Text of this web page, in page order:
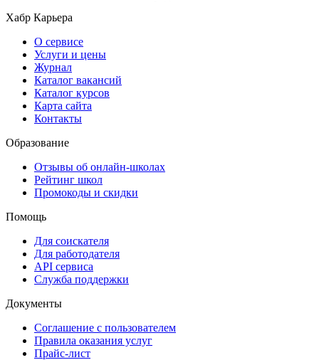
Хабр Карьера
О сервисе
Услуги и цены
Журнал
Каталог вакансий
Каталог курсов
Карта сайта
Контакты
Образование
Отзывы об онлайн-школах
Рейтинг школ
Промокоды и скидки
Помощь
Для соискателя
Для работодателя
API сервиса
Служба поддержки
Документы
Соглашение с пользователем
Правила оказания услуг
Прайс-лист